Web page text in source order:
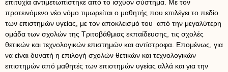
επιτυχία αντιμετωπίστηκε από το ισχύον σύστημα. Με τον
προτεινόμενο νέο νόμο τιμωρείται ο μαθητής που επιλέγει το πεδίο
των επιστημών υγείας, με τον αποκλεισμό του από την μεγαλύτερη
ομάδα των σχολών της Τριτοβάθμιας εκπαίδευσης, τις σχολές
θετικών και τεχνολογικών επιστημών και αντίστροφα. Επομένως, για
να είναι δυνατή η επιλογή σχολών θετικών και τεχνολογικών
επιστημών από μαθητές των επιστημών υγείας αλλά και για την